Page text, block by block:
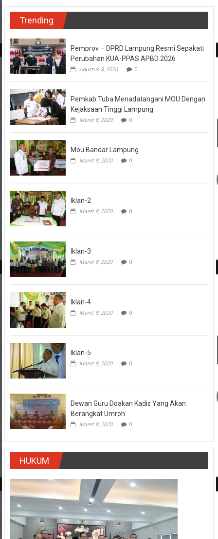
Trending
Pemprov – DPRD Lampung Resmi Sepakati
Perubahan KUA-PPAS APBD 2026
Agustus 8, 2026 0
Pemkab Tuba Menadatangani MOU Dengan
Kejaksaan Tinggi Lampung
Maret 8, 2020 0
Mou Bandar Lampung
Maret 8, 2020 0
Iklan-2
Maret 8, 2020 0
Iklan-3
Maret 8, 2020 0
Iklan-4
Maret 8, 2020 0
Iklan-5
Maret 8, 2020 0
Dewan Guru Doakan Kadis Yang Akan
Berangkat Umroh
Maret 8, 2020 0
HUKUM